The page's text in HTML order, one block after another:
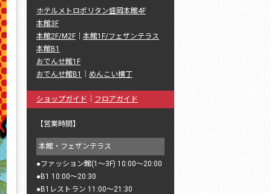
ホテルメトロポリタン盛岡本館4F
本館3F
本館2F/M2F
本館1F/フェザンテラス
本館B1
おでんせ館1F
おでんせ館B1
めんこい横丁
ショップガイド フロアガイド
【営業時間】
本館・フェザンテラス
●ファッション館(1〜3F) 10:00〜20:00
●B1 10:00〜20:30
●B1レストラン 11:00〜21:30